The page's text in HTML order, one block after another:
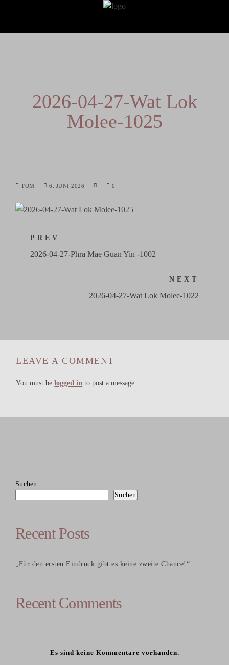
2026-04-27-Wat Lok
Molee-1025
TOM 6. JUNI 2026 0
PREV
2026-04-27-Phra Mae Guan Yin -1002
NEXT
2026-04-27-Wat Lok Molee-1022
LEAVE A COMMENT
You must belogged in to post a message.
Suchen
Suchen
Recent Posts
„Für den ersten Eindruck gibt es keine zweite Chance!“
Recent Comments
Es sind keine Kommentare vorhanden.